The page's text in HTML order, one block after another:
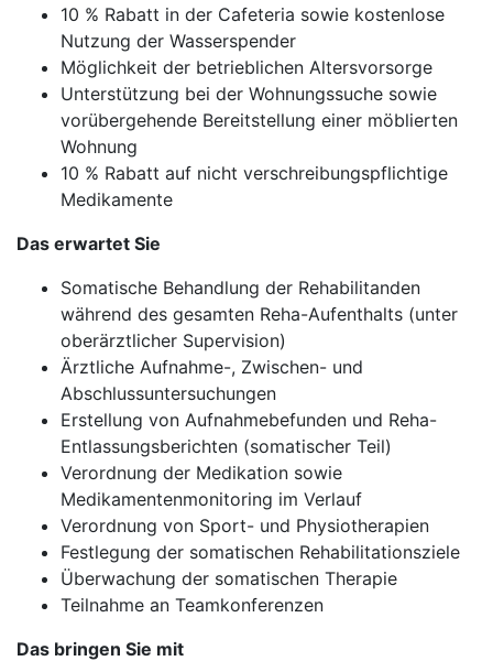
10 % Rabatt in der Cafeteria sowie kostenlose
Nutzung der Wasserspender
Möglichkeit der betrieblichen Altersvorsorge
Unterstützung bei der Wohnungssuche sowie
vorübergehende Bereitstellung einer möblierten
Wohnung
10 % Rabatt auf nicht verschreibungspflichtige
Medikamente
Das erwartet Sie
Somatische Behandlung der Rehabilitanden
während des gesamten Reha-Aufenthalts (unter
oberärztlicher Supervision)
Ärztliche Aufnahme-, Zwischen- und
Abschlussuntersuchungen
Erstellung von Aufnahmebefunden und Reha-
Entlassungsberichten (somatischer Teil)
Verordnung der Medikation sowie
Medikamentenmonitoring im Verlauf
Verordnung von Sport- und Physiotherapien
Festlegung der somatischen Rehabilitationsziele
Überwachung der somatischen Therapie
Teilnahme an Teamkonferenzen
Das bringen Sie mit